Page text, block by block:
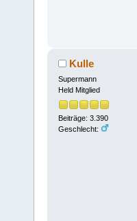
Kulle
Supermann
Held Mitglied
Beiträge: 3.390
Geschlecht: